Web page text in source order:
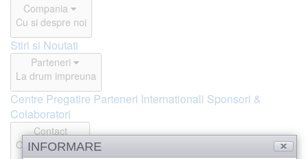
Compania
Cu si despre noi
Stiri si Noutati
Parteneri
La drum impreuna
Centre Pregatire Parteneri Internationali Sponsori &
Colaboratori
Contact
Offline si Online
INFORMARE